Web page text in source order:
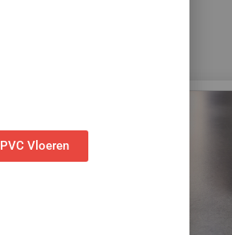
PVC Vloeren